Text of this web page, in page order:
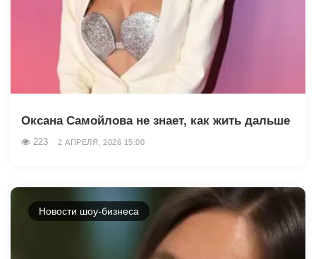
Оксана Самойлова не знает, как жить дальше
223 2 АПРЕЛЯ, 2026 15:00
Новости шоу-бизнеса